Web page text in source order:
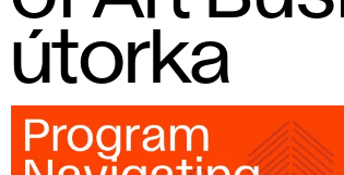
útorka